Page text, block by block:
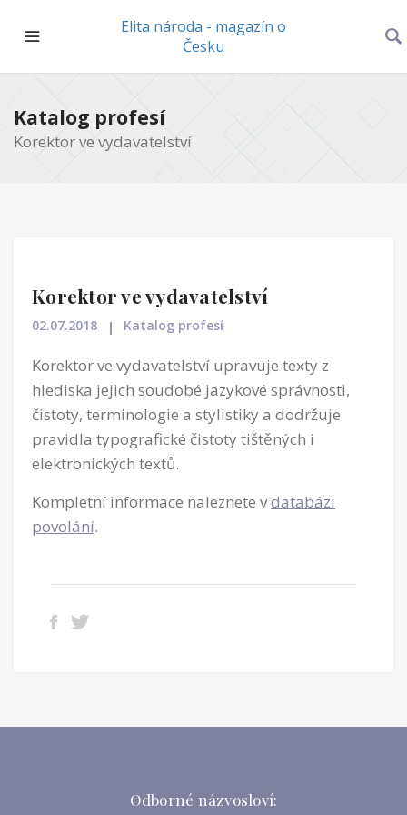
Elita národa - magazín o
Česku
Katalog profesí
Korektor ve vydavatelství
Korektor ve vydavatelství
02.07.2018 Katalog profesí
Korektor ve vydavatelství upravuje texty z
hlediska jejich soudobé jazykové správnosti,
čistoty, terminologie a stylistiky a dodržuje
pravidla typografické čistoty tištěných i
elektronických textů.
Kompletní informace naleznete vdatabázi
povolání.
Odborné názvosloví: